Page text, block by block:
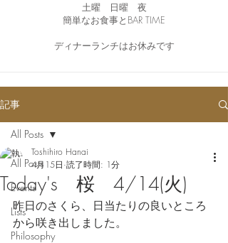
土曜 日曜 夜
簡単なお食事とBAR TIME
ディナーランチはお休みです
記事
All Posts
Events
Lists
Philosophy
All Posts
Today's 桜 4/14(火)
Toshihiro Hanai
4月15日 読了時間: 1分
昨日のさくら、日当たりの良いところ
から咲き出しました。